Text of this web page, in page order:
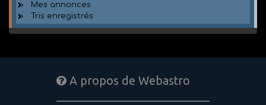
Mes annonces
Tris enregistrés
A propos de Webastro